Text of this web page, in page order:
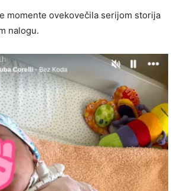
momente ovekovečila serijom storija
nalogu.